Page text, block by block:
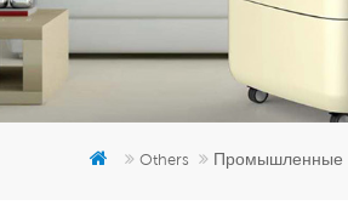
Others Промышленные